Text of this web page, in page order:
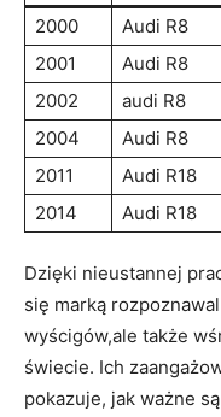
2000
Audi R8
2001
Audi R8
2002
audi R8
2004
Audi R8
2011
Audi R18
2014
Audi R18
Dzięki nieustannej
się marką
wyścigów,ale także
świecie. Ich
pokazuje, jak ważne